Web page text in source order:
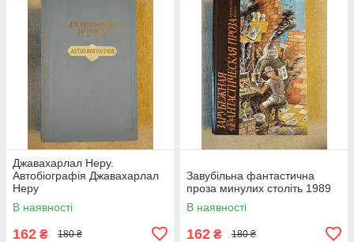
Джавахарлал Неру.
Автобіографія Джавахарлал
Неру
В наявності
162 ₴ 180 ₴
Завубільна фантастична
проза минулих століть 1989
В наявності
162 ₴ 180 ₴